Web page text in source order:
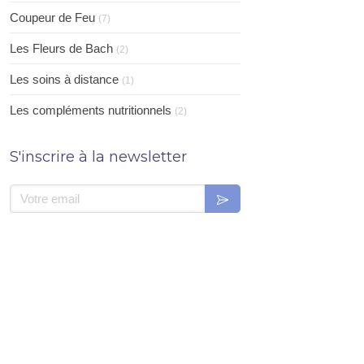
Coupeur de Feu (7)
Les Fleurs de Bach (2)
Les soins à distance (1)
Les compléments nutritionnels (2)
S'inscrire à la newsletter
Votre email